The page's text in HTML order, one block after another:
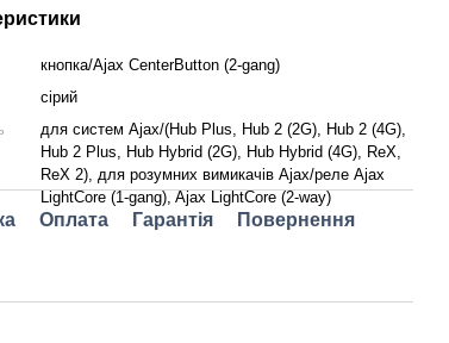
кнопка/Ajax CenterButton (2-gang)
сірий
для систем Ajax/(Hub Plus, Hub 2 (2G), Hub 2 (4G),
Hub 2 Plus, Hub Hybrid (2G), Hub Hybrid (4G), ReX,
ReX 2), для розумних вимикачів Ajax/реле Ajax
LightCore (1-gang), Ajax LightCore (2-way)
Оплата Гарантія Повернення